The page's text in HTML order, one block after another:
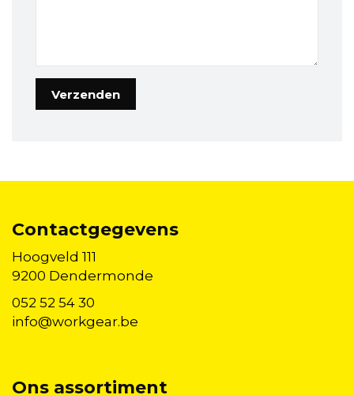
Contactgegevens
Hoogveld 111
9200 Dendermonde
052 52 54 30
info@workgear.be
Ons assortiment